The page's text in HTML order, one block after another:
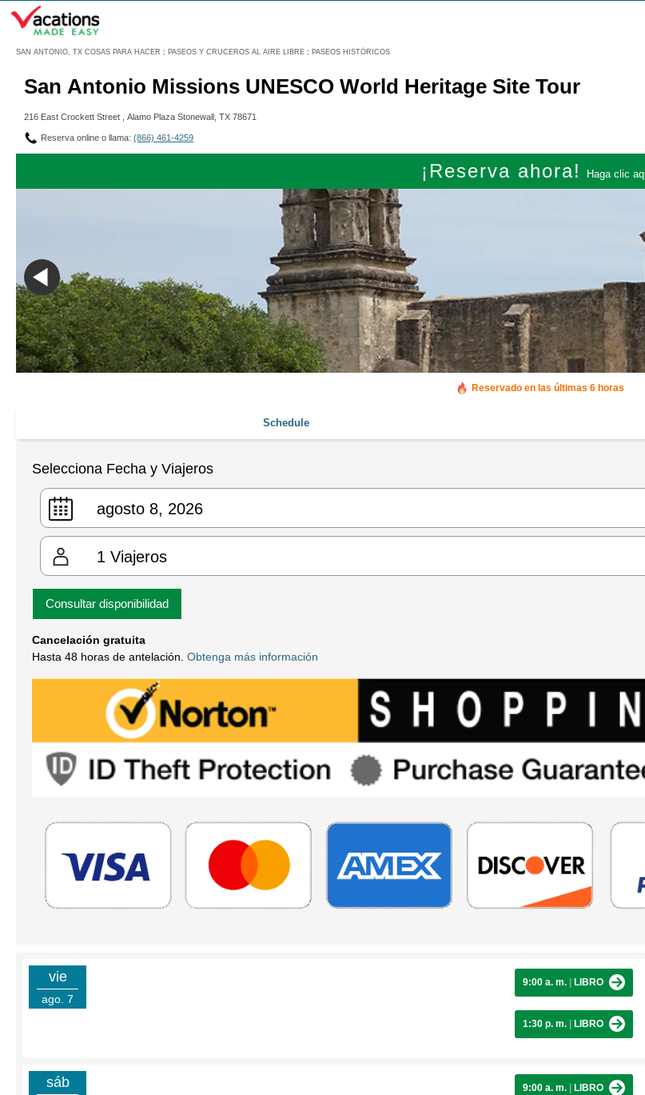
SAN ANTONIO, TX COSAS PARA HACER : PASEOS Y CRUCEROS AL AIRE LIBRE : PASEOS HISTÓRICOS
Menú
San Antonio Missions UNESCO World Heritage Site Tour
216 East Crockett Street , Alamo Plaza Stonewall, TX 78671
Reserva online o llama: (866) 461-4259
¡Reserva ahora! Haga clic
Reservado en las últimas 6 horas
Schedule
Selecciona Fecha y Viajeros
1 Viajeros
Consultar disponibilidad
Cancelación gratuita
Hasta 48 horas de antelación. Obtenga más información
vie
ago. 7
9:00 a. m. LIBRO
1:30 p. m. LIBRO
sáb 9:00 a. m. LIBRO